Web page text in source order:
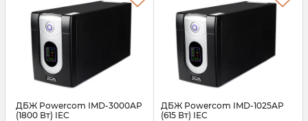
ДБЖ Powercom IMD-3000AP
(1800 Вт) IEC
ДБЖ Powercom IMD-1025AP
(615 Вт) IEC